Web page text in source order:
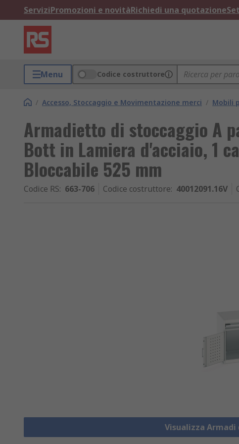
ServiziPromozioni e novitàRichiedi una quotazione
Menu Codice costruttore
/ Accesso, Stoccaggio e Movimentazione merci / Mobili
Armadietto di stoccaggio A
Bott in Lamiera d'acciaio, 1
Bloccabile 525 mm
Codice RS: 663-706 Codice costruttore: 40012091.16V
Visualizza